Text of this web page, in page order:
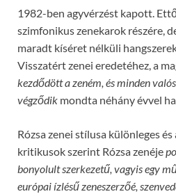
1982-ben agyvérzést kapott.
szimfonikus zenekarok részére,
maradt kíséret nélküli
Visszatért zenei eredetéhez, a
kezdődött a zeném, és minden
végződik mondta néhány évvel
Rózsa zenei stílusa különleges
kritikusok szerint Rózsa zenéje
bonyolult szerkezetű, vagyis egy m
európai ízlésűzeneszerzőé,